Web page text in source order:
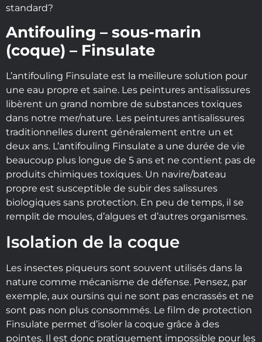
standard?
Antifouling – sous-marin
(coque) – Finsulate
L’antifouling Finsulate est la meilleure solution pour
une eau propre et saine. Les peintures antisalissures
libèrent un grand nombre de substances toxiques
dans notre mer/nature. Les peintures antisalissures
traditionnelles durent généralement entre un et
deux ans. L’antifouling Finsulate a une durée de vie
beaucoup plus longue de 5 ans et ne contient pas de
produits chimiques toxiques. Un navire/bateau
propre est susceptible de subir des salissures
biologiques sans protection. En peu de temps, il se
remplit de moules, d’algues et d’autres organismes.
Isolation de la coque
Les insectes piqueurs sont souvent utilisés dans la
nature comme mécanisme de défense. Pensez, par
exemple, aux oursins qui ne sont pas encrassés et ne
sont pas non plus consommés. Le film de protection
Finsulate permet d’isoler la coque grâce à des
pointes. Il est donc pratiquement impossible pour les